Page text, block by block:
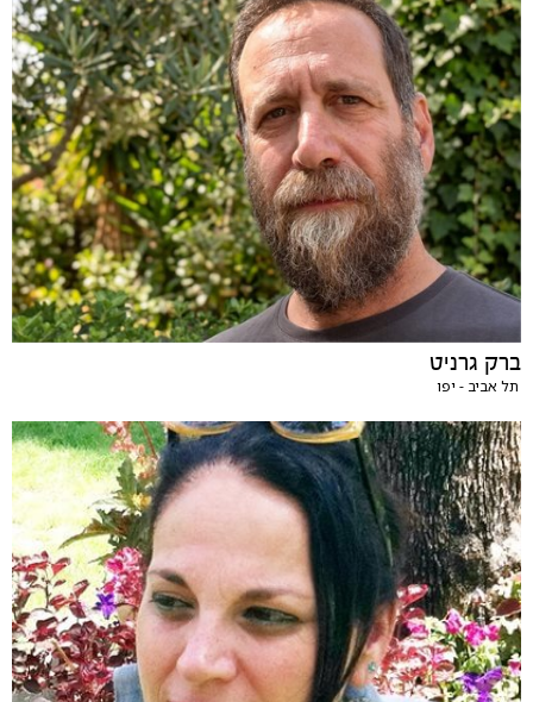
ברק גרניט
תל אביב - יפו